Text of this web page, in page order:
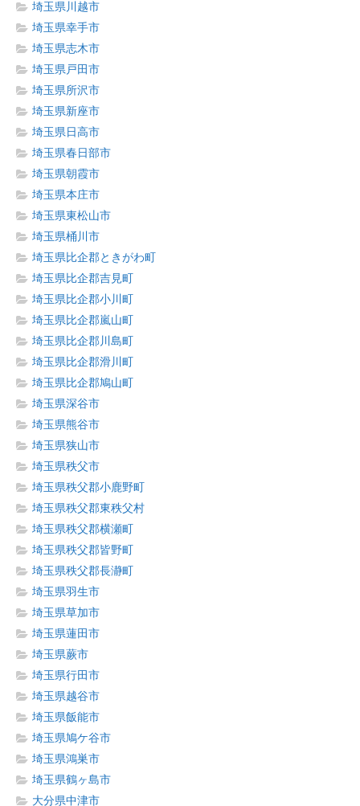
埼玉県川越市
埼玉県幸手市
埼玉県志木市
埼玉県戸田市
埼玉県所沢市
埼玉県新座市
埼玉県日高市
埼玉県春日部市
埼玉県朝霞市
埼玉県本庄市
埼玉県東松山市
埼玉県桶川市
埼玉県比企郡ときがわ町
埼玉県比企郡吉見町
埼玉県比企郡小川町
埼玉県比企郡嵐山町
埼玉県比企郡川島町
埼玉県比企郡滑川町
埼玉県比企郡鳩山町
埼玉県深谷市
埼玉県熊谷市
埼玉県狭山市
埼玉県秩父市
埼玉県秩父郡小鹿野町
埼玉県秩父郡東秩父村
埼玉県秩父郡横瀬町
埼玉県秩父郡皆野町
埼玉県秩父郡長瀞町
埼玉県羽生市
埼玉県草加市
埼玉県蓮田市
埼玉県蕨市
埼玉県行田市
埼玉県越谷市
埼玉県飯能市
埼玉県鳩ケ谷市
埼玉県鴻巣市
埼玉県鶴ヶ島市
大分県中津市